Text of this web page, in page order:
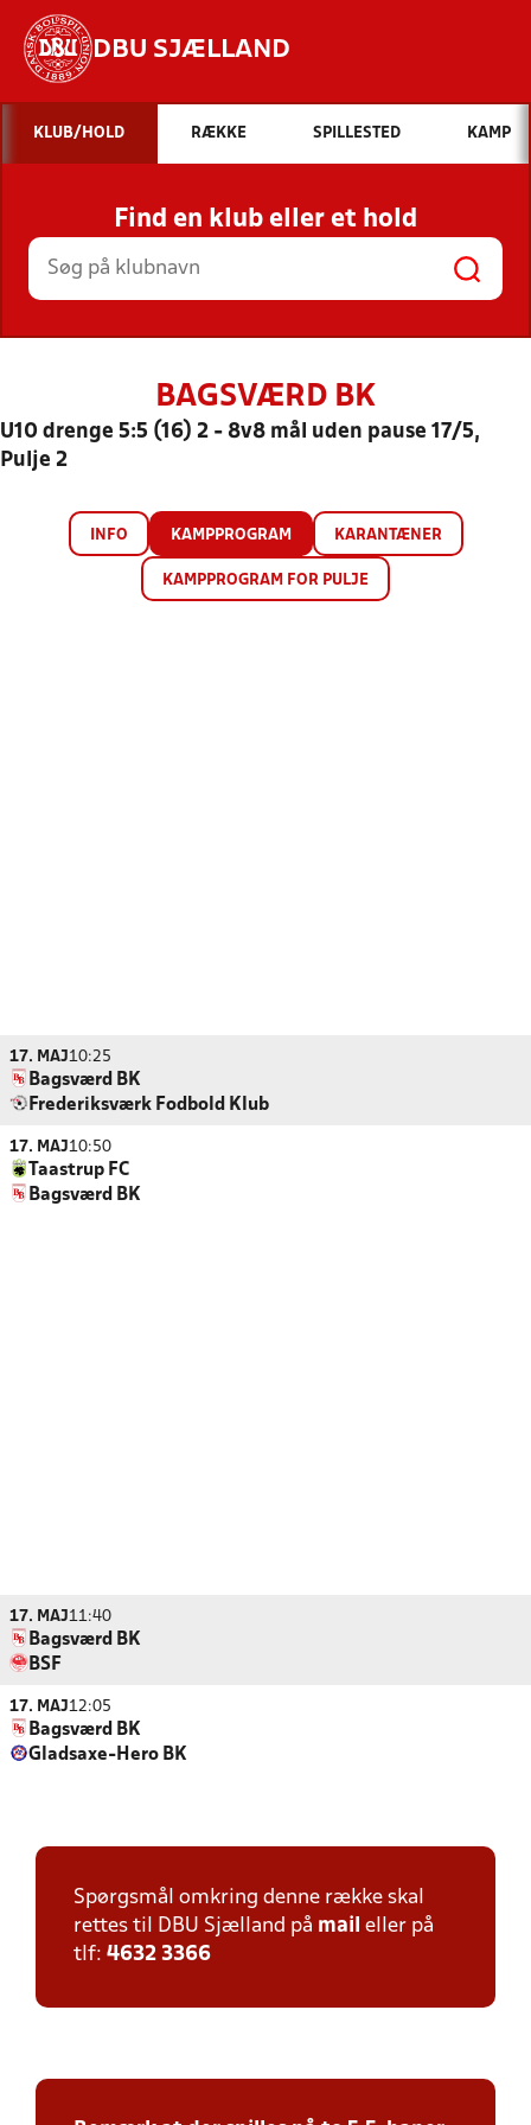
DBU SJÆLLAND
Hvad vil du søge efter?
INDHOLD OG NYHEDER
STILLINGER, RESULTATER, KLUBBER OG
HOLD
KLUB/HOLD RÆKKE SPILLESTED KAMP
Find en klub eller et hold
BAGSVÆRD BK
U10 drenge 5:5 (16) 2 - 8v8 mål uden pause 17/5,
Pulje 2
INFO KAMPPROGRAM KARANTÆNER
KAMPPROGRAM FOR PULJE
17. MAJ10:25
Bagsværd BK
Frederiksværk Fodbold Klub
17. MAJ10:50
Taastrup FC
Bagsværd BK
17. MAJ11:40
Bagsværd BK
BSF
17. MAJ12:05
Bagsværd BK
Gladsaxe-Hero BK
Spørgsmål omkring denne række skal
rettes til DBU Sjælland på mail eller på
tlf: 4632 3366